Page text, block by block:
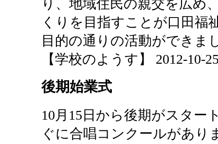
り、地域住民の親交を広め
くりを目指すことが口田福
目的の通りの活動ができま
【学校のようす】 2012-10-
後期始業式
10月15日から後期がスター
ぐに合唱コンクールがあり